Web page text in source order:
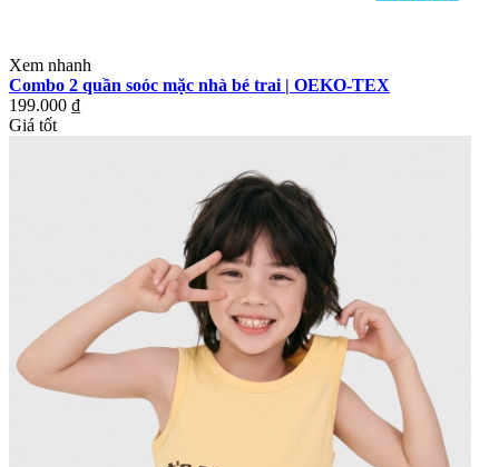
Xem nhanh
Combo 2 quần soóc mặc nhà bé trai | OEKO-TEX
199.000 ₫
Giá tốt